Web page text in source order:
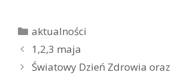
K
a
t
e
aktualności
Z
o
1,2,3 maja
Światowy Dzień Zdrowia